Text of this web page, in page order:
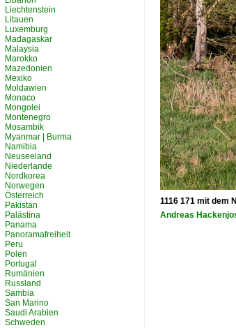
1116 171 mit dem
Andreas
Liechtenstein
Litauen
Luxemburg
Madagaskar
Malaysia
Marokko
Mazedonien
Mexiko
Moldawien
Monaco
Mongolei
Montenegro
Mosambik
Myanmar | Burma
Namibia
Neuseeland
Niederlande
Nordkorea
Norwegen
Österreich
Pakistan
Palästina
Panama
Panoramafreiheit
Peru
Polen
Portugal
Rumänien
Russland
Sambia
San Marino
Saudi Arabien
Schweden